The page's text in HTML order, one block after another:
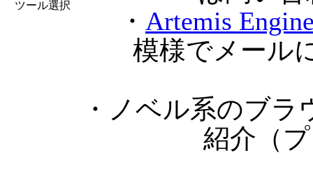
ツール選択
・ Artemis
模様でメール
・ノベル系のブ
紹介（